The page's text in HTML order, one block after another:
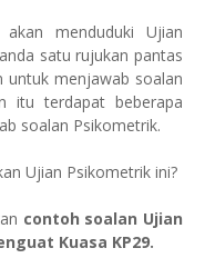
menduduki Ujian
satu rujukan pantas
untuk menjawab soalan
itu terdapat beberapa
soalan Psikometrik.
Ujian Psikometrik ini?
contoh soalan Ujian
Kuasa KP29.